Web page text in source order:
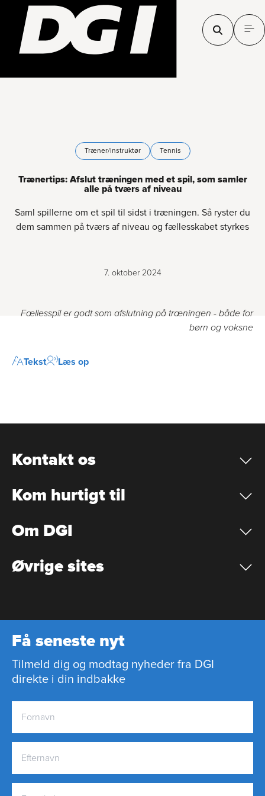
Træner/instruktør Tennis
Trænertips: Afslut træningen med et spil, som samler
alle på tværs af niveau
Saml spillerne om et spil til sidst i træningen. Så ryster du
dem sammen på tværs af niveau og fællesskabet styrkes
7. oktober 2024
Fællesspil er godt som afslutning på træningen - både for
børn og voksne
Tekst Læs op
Kontakt os
Kom hurtigt til
Om DGI
Øvrige sites
Få seneste nyt
Tilmeld dig og modtag nyheder fra DGI
direkte i din indbakke